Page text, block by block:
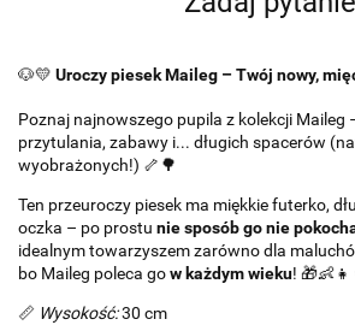
🐶💛 Uroczy piesek Maileg – Twój nowy,
Poznaj najnowszego pupila z kolekcji Maileg
przytulania, zabawy i... długich spacerów
wyobrażonych!) 🦴🌳
Ten przeuroczy piesek ma miękkie futerko,
oczka – po prostu nie sposób go nie
idealnym towarzyszem zarówno dla
bo Maileg poleca gow każdym wieku!
📏 Wysokość:30 cm